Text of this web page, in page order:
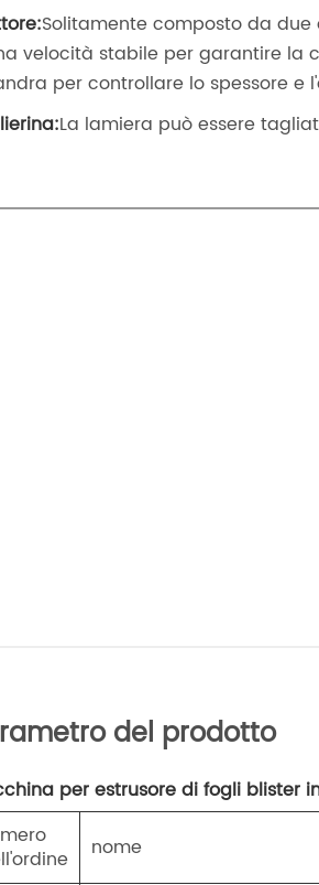
Solitamente composto da
velocità stabile per garantire la
per controllare lo spessore e
La lamiera può essere
del prodotto
per estrusore di fogli blister
nome